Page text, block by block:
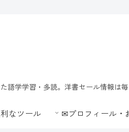
学学習・多読。洋書セール情報は毎
なツール